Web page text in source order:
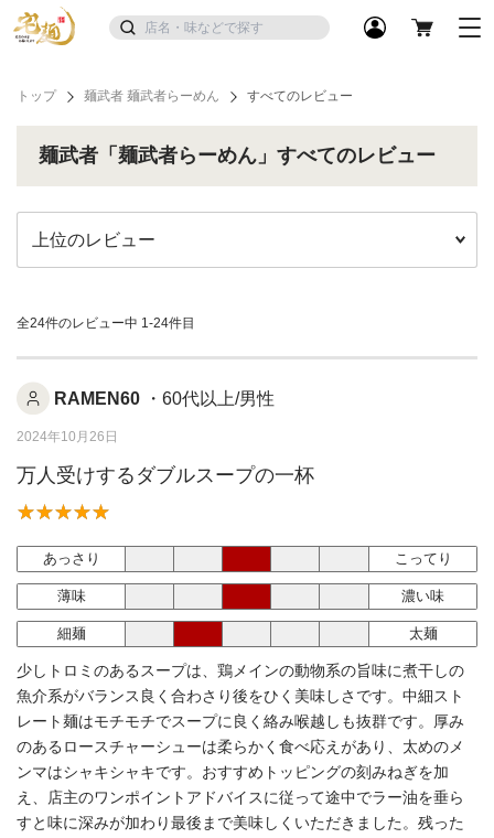
トップ 麺武者 麺武者らーめん すべてのレビュー
麺武者「麺武者らーめん」すべてのレビュー
全24件のレビュー中 1-24件目
RAMEN60 ・60代以上/男性
2024年10月26日
万人受けするダブルスープの一杯
あっさり こってり
薄味 濃い味
細麺 太麺
少しトロミのあるスープは、鶏メインの動物系の旨味に煮干しの
魚介系がバランス良く合わさり後をひく美味しさです。中細スト
レート麺はモチモチでスープに良く絡み喉越しも抜群です。厚み
のあるロースチャーシューは柔らかく食べ応えがあり、太めのメ
ンマはシャキシャキです。おすすめトッピングの刻みねぎを加
え、店主のワンポイントアドバイスに従って途中でラー油を垂ら
すと味に深みが加わり最後まで美味しくいただきました。残った